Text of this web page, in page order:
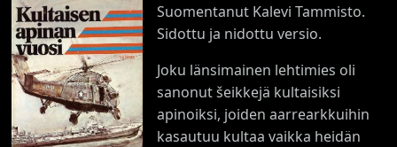
Suomentanut Kalevi Tammisto.
Sidottu ja nidottu versio.
Joku länsimainen lehtimies oli
sanonut šeikkejä kultaisiksi
apinoiksi, joiden aarrearkkuihin
kasautuu kultaa vaikka heidän